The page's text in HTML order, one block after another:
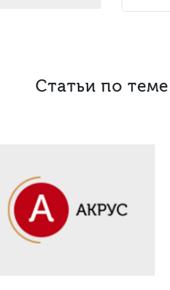
Статьи по